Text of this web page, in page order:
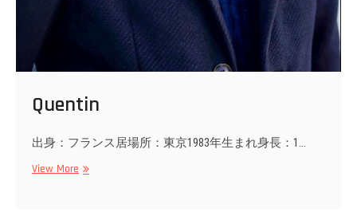
Quentin
出身：フランス居場所：東京1983年生まれ身長：1…
View More Quentin